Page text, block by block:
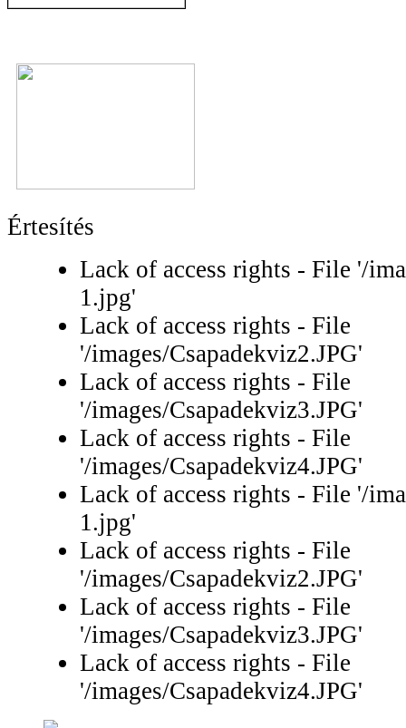
Értesítés
Lack of access rights - File '/
1.jpg'
Lack of access rights - File
'/images/Csapadekviz2.JPG'
Lack of access rights - File
'/images/Csapadekviz3.JPG'
Lack of access rights - File
'/images/Csapadekviz4.JPG'
Lack of access rights - File '/
1.jpg'
Lack of access rights - File
'/images/Csapadekviz2.JPG'
Lack of access rights - File
'/images/Csapadekviz3.JPG'
Lack of access rights - File
'/images/Csapadekviz4.JPG'